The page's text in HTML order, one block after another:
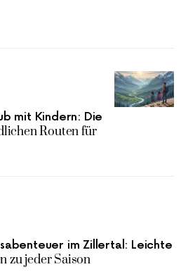
mit Kindern: Die
Routen für
im Zillertal: Leichte
zu jeder Saison